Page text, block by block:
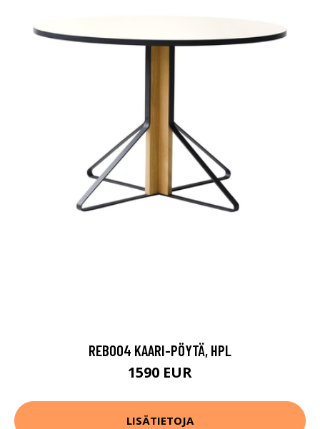
REB004 KAARI-PÖYTÄ, HPL
1590 EUR
LISÄTIETOJA